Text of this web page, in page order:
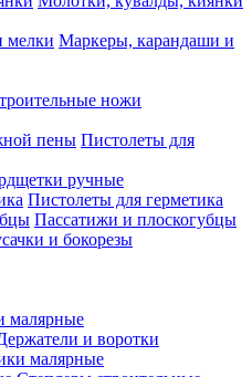
Маркеры, карандаши и
ножи
Пистолеты для
ручные
Пистолеты для герметика
Пассатижи и плоскогубцы
и бокорезы
малярные
и воротки
малярные